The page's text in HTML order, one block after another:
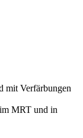
mit Verfärbungen
MRT und in